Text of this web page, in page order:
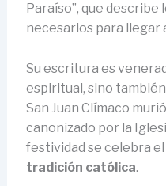
Paraíso”, que
necesarios para llegar
Su escritura es
espiritual, sino
San Juan Clímaco
canonizado por la
festividad se celebra el
tradición católica.